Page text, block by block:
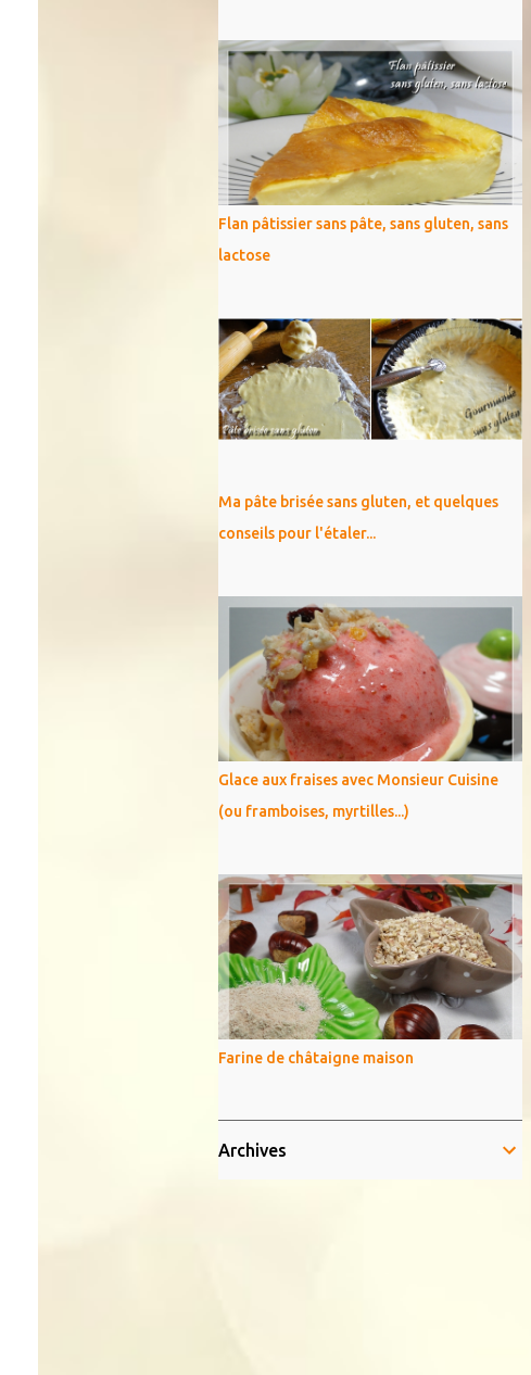
Flan pâtissier sans pâte, sans gluten, sans
lactose
Ma pâte brisée sans gluten, et quelques
conseils pour l'étaler...
Glace aux fraises avec Monsieur Cuisine
(ou framboises, myrtilles...)
Farine de châtaigne maison
Archives